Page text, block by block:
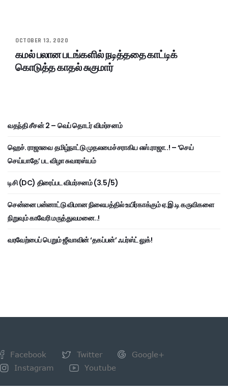
OCTOBER 13, 2020
கமல் பலான படங்களில் நடித்ததை காட்டிக்
கொடுத்த காதல் சுகுமார்
வதந்தி சீசன் 2 – வெப் தொடர் விமர்சனம்
ஹெச். ராஜாவை தமிழ்நாட்டு முதலமைச்சராகிய எஸ்.ராஜா..! – ‘செய்
செய்யாதே’ பட விழா சுவாரஸ்யம்
டிசி (DC) திரைப்பட விமர்சனம் (3.5/5)
சென்னை பன்னாட்டு விமான நிலையத்தில் உயிர்காக்கும் ஏ.இ.டி கருவிகளை
நிறுவும் காவேரி மருத்துவமனை..!
வரவேற்பைப் பெறும் ஜீவாவின் ‘தகப்பன்’ ஃபர்ஸ்ட் லுக்!
Facebook Twitter
Google+
Instagram
Youtube